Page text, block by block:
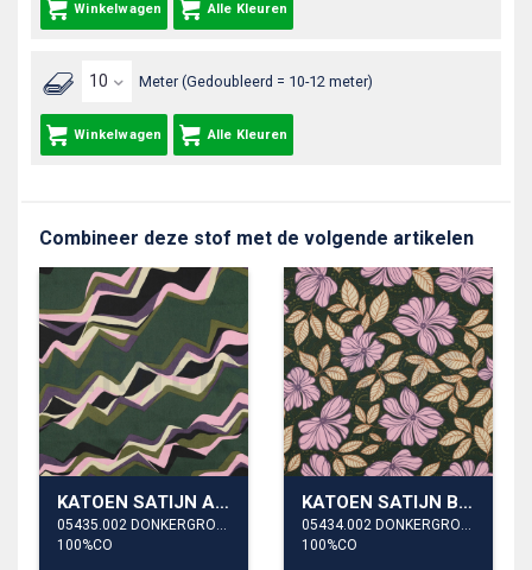
Winkelwagen Alle Kleuren
Meter (Gedoubleerd = 10-12 meter)
Winkelwagen Alle Kleuren
Combineer deze stof met de volgende artikelen
KATOEN SATIJN ABSTRACT
05435.002 DONKERGROEN
100%CO
KATOEN SATIJN BLOEMEN
05434.002 DONKERGROEN
100%CO